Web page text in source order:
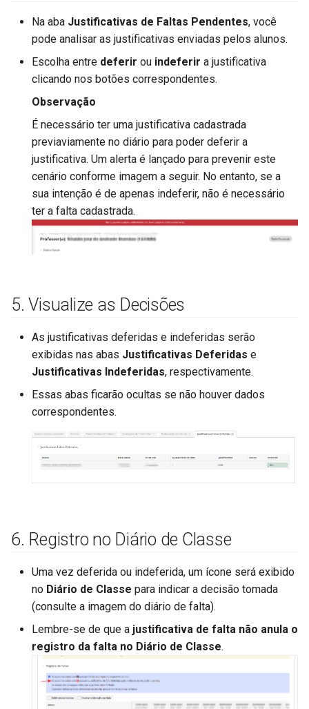
Na aba Justificativas de Faltas Pendentes, você
pode analisar as justificativas enviadas pelos alunos.
Escolha entre deferir ou indeferir a justificativa
clicando nos botões correspondentes.
Observação
É necessário ter uma justificativa cadastrada
previaviamente no diário para poder deferir a
justificativa. Um alerta é lançado para prevenir este
cenário conforme imagem a seguir. No entanto, se a
sua intenção é de apenas indeferir, não é necessário
ter a falta cadastrada.
5. Visualize as Decisões
As justificativas deferidas e indeferidas serão
exibidas nas abas Justificativas Deferidas e
Justificativas Indeferidas, respectivamente.
Essas abas ficarão ocultas se não houver dados
correspondentes.
6. Registro no Diário de Classe
Uma vez deferida ou indeferida, um ícone será exibido
no Diário de Classe para indicar a decisão tomada
(consulte a imagem do diário de falta).
Lembre-se de que a justificativa de falta não anula o
registro da falta no Diário de Classe.